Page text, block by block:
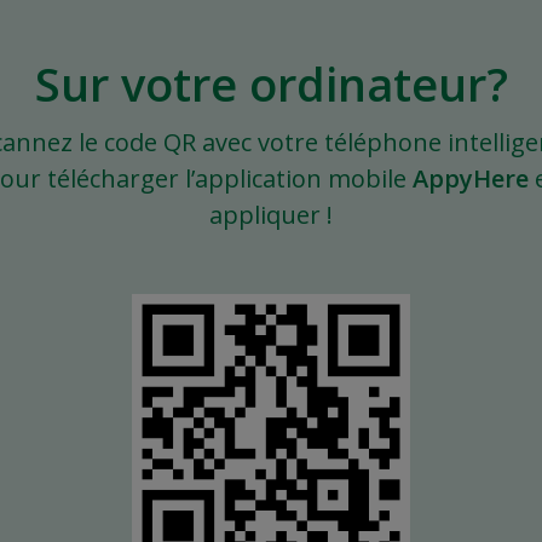
Sur votre ordinateur?
le code QR avec votre téléphone
télécharger l’application mobile AppyHere
appliquer !